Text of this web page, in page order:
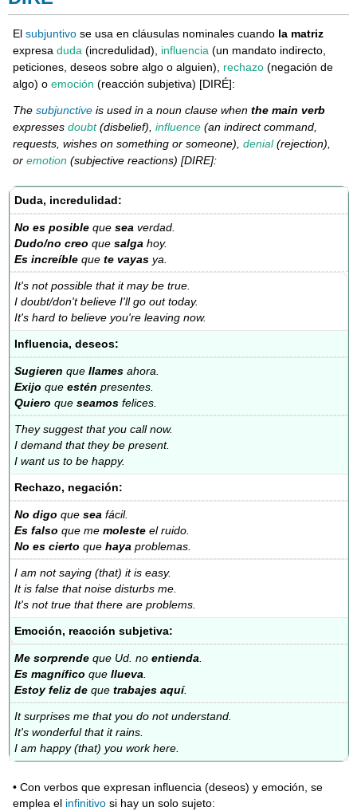
Elsubjuntivo se usa en cláusulas nominales cuando la matriz
expresaduda (incredulidad), influencia (un mandato indirecto,
peticiones, deseos sobre algo o alguien), rechazo (negación de
algo) oemoción (reacción subjetiva) [DIRÉ]:
Thesubjunctive is used in a noun clause whenthe main verb
expressesdoubt(disbelief),influence (an indirect command,
requests, wishes on something or someone),denial(rejection),
oremotion (subjective reactions) [DIRE]:
Duda, incredulidad:
No es posible quesea verdad.
Dudo/no creo quesalga hoy.
Es increíble quete vayas ya.
It's not possible that it may be true.
I doubt/don't believe I'll go out today.
It's hard to believe you're leaving now.
Influencia, deseos:
Sugieren quellames ahora.
Exijo queestén presentes.
Quiero queseamos felices.
They suggest that you call now.
I demand that they be present.
I want us to be happy.
Rechazo, negación:
No digo quesea fácil.
Es falso que memoleste el ruido.
No es cierto quehaya problemas.
I am not saying (that) it is easy.
It is false that noise disturbs me.
It's not true that there are problems.
Emoción, reacción subjetiva:
Me sorprende que Ud. noentienda
Es magnífico quellueva
Estoy feliz de quetrabajes aquí.
It surprises me that you do not understand.
It's wonderful that it rains.
I am happy (that) you work here.
• Con verbos que expresan influencia (deseos) y emoción, se
emplea el infinitivo si hay un solo sujeto: